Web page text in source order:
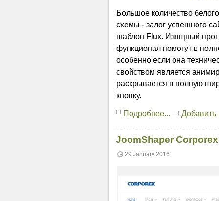
Большое количество
схемы - залог успешного
шаблон Flux. Изящный
функционал помогут в
особенно если она
свойством является
раскрывается в полную
кнопку.
Подробнее... Добавить
JoomShaper
29 January 2016